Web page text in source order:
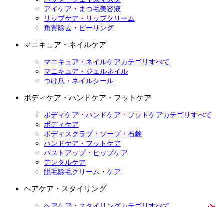
アイケア・まつ毛美容液
リップケア・リップクリーム
角質除去・ピーリング
マニキュア・ネイルケア
マニキュア・ネイルケアカテゴリすべて
マニキュア・ジェルネイル
つけ爪・ネイルシール
ボディケア・ハンドケア・フットケア
ボディケア・ハンドケア・フットケアカテゴリすべて
ボディケア
ボディスクラブ・ソープ・石鹸
ハンドケア・フットケア
バストアップ・ヒップケア
デンタルケア
脱毛除毛クリーム・ケア
ヘアケア・スタイリング